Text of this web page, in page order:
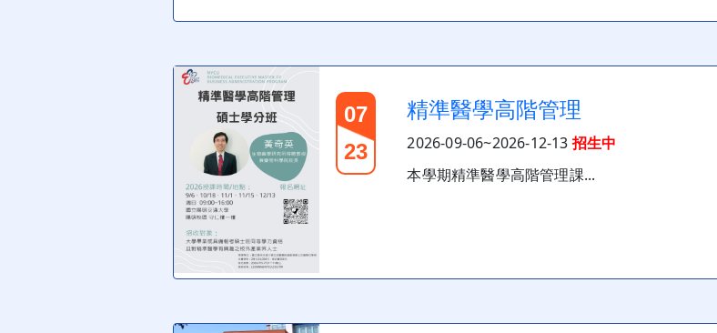
07
23
精準醫學高階管理
2026-09-06~2026-12-13 招生中
本學期精準醫學高階管理課...